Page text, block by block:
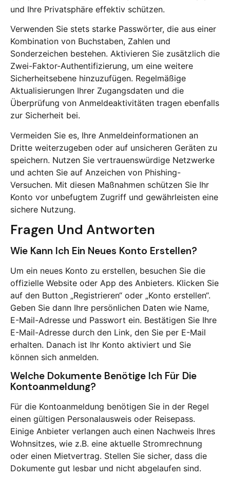
und Ihre Privatsphäre effektiv schützen.
Verwenden Sie stets starke Passwörter, die aus einer
Kombination von Buchstaben, Zahlen und
Sonderzeichen bestehen. Aktivieren Sie zusätzlich die
Zwei-Faktor-Authentifizierung, um eine weitere
Sicherheitsebene hinzuzufügen. Regelmäßige
Aktualisierungen Ihrer Zugangsdaten und die
Überprüfung von Anmeldeaktivitäten tragen ebenfalls
zur Sicherheit bei.
Vermeiden Sie es, Ihre Anmeldeinformationen an
Dritte weiterzugeben oder auf unsicheren Geräten zu
speichern. Nutzen Sie vertrauenswürdige Netzwerke
und achten Sie auf Anzeichen von Phishing-
Versuchen. Mit diesen Maßnahmen schützen Sie Ihr
Konto vor unbefugtem Zugriff und gewährleisten eine
sichere Nutzung.
Fragen Und Antworten
Wie Kann Ich Ein Neues Konto Erstellen?
Um ein neues Konto zu erstellen, besuchen Sie die
offizielle Website oder App des Anbieters. Klicken Sie
auf den Button „Registrieren“ oder „Konto erstellen“.
Geben Sie dann Ihre persönlichen Daten wie Name,
E-Mail-Adresse und Passwort ein. Bestätigen Sie Ihre
E-Mail-Adresse durch den Link, den Sie per E-Mail
erhalten. Danach ist Ihr Konto aktiviert und Sie
können sich anmelden.
Welche Dokumente Benötige Ich Für Die
Kontoanmeldung?
Für die Kontoanmeldung benötigen Sie in der Regel
einen gültigen Personalausweis oder Reisepass.
Einige Anbieter verlangen auch einen Nachweis Ihres
Wohnsitzes, wie z.B. eine aktuelle Stromrechnung
oder einen Mietvertrag. Stellen Sie sicher, dass die
Dokumente gut lesbar und nicht abgelaufen sind.